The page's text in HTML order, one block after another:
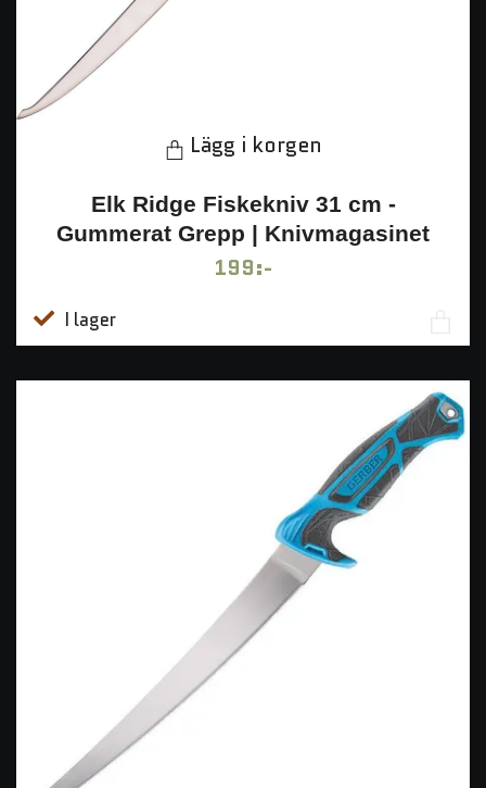
Lägg i korgen
Elk Ridge Fiskekniv 31 cm -
Gummerat Grepp | Knivmagasinet
199:-
I lager